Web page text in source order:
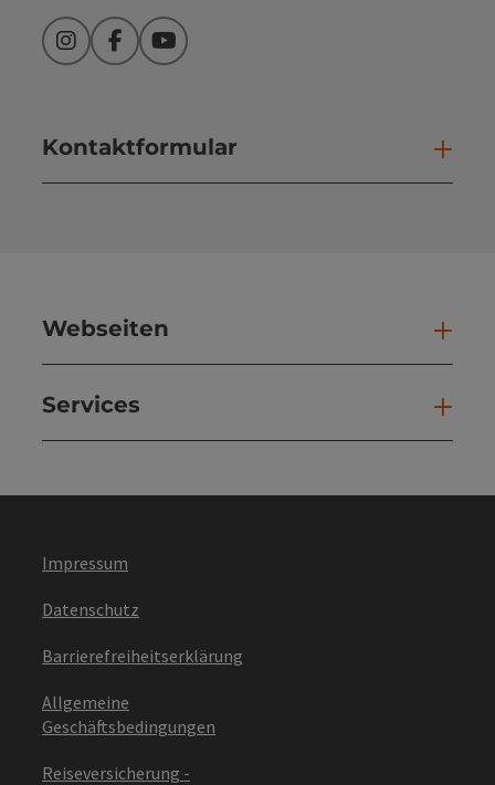
InstagramFacebookYouTube
Kontaktformular
Webseiten
Services
Impressum
Datenschutz
Barrierefreiheitserklärung
Allgemeine
Geschäftsbedingungen
Reiseversicherung -